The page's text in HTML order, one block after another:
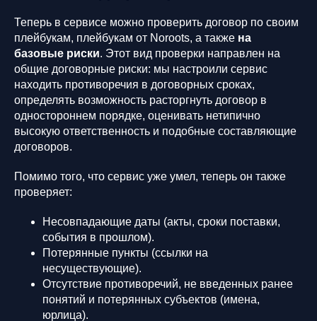
Теперь в сервисе можно проверить договор по своим
плейбукам, плейбукам от Noroots, а также на
базовые риски. Этот вид проверки направлен на
общие договорные риски: мы настроили сервис
находить противоречия в договорных сроках,
определять возможность расторгнуть договор в
одностороннем порядке, оценивать нетипично
высокую ответственность и подобные составляющие
договоров.
Помимо того, что сервис уже умел, теперь он также
проверяет:
Несовпадающие даты (акты, сроки поставки,
события в прошлом).
Потерянные пункты (ссылки на
несуществующие).
Отсутствие противоречий, не введенных ранее
понятий и потерянных субъектов (имена,
юрлица).